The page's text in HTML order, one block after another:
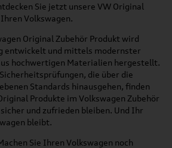
Sie jetzt unsere VW Original
Volkswagen.
Original Zubehör Produkt wird
entwickelt und mittels modernster
hochwertigen Materialien hergestellt.
die über die
Standards hinausgehen, finden
Produkte im Volkswagen Zubehör
und zufrieden bleiben. Und Ihr
bleibt.
Sie Ihren Volkswagen noch